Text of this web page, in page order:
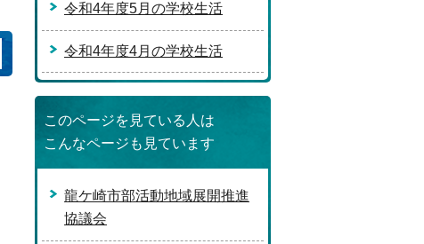
令和4年度5月の学校生活
令和4年度4月の学校生活
このページを見ている人は
こんなページも見ています
龍ケ崎市部活動地域展開推進
協議会